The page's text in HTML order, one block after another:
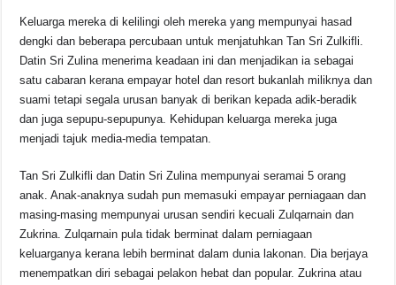
Keluarga mereka di kelilingi oleh mereka yang mempunyai hasad
dengki dan beberapa percubaan untuk menjatuhkan Tan Sri Zulkifli.
Datin Sri Zulina menerima keadaan ini dan menjadikan ia sebagai
satu cabaran kerana empayar hotel dan resort bukanlah miliknya dan
suami tetapi segala urusan banyak di berikan kepada adik-beradik
dan juga sepupu-sepupunya. Kehidupan keluarga mereka juga
menjadi tajuk media-media tempatan.
Tan Sri Zulkifli dan Datin Sri Zulina mempunyai seramai 5 orang
anak. Anak-anaknya sudah pun memasuki empayar perniagaan dan
masing-masing mempunyai urusan sendiri kecuali Zulqarnain dan
Zukrina. Zulqarnain pula tidak berminat dalam perniagaan
keluarganya kerana lebih berminat dalam dunia lakonan. Dia berjaya
menempatkan diri sebagai pelakon hebat dan popular. Zukrina atau